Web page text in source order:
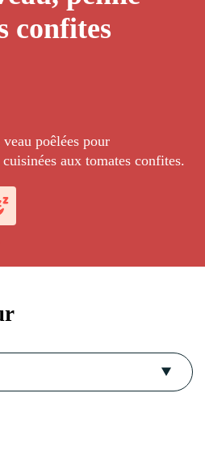
confites
poêlées pour
aux tomates confites.